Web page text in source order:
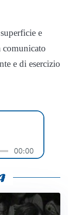
e
e di esercizio